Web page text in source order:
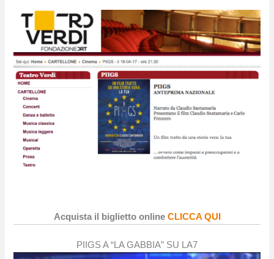
Acquista il biglietto online CLICCA QUI
PIIGS A “LA GABBIA” SU LA7